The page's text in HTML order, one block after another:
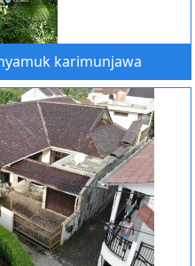
karimunjawa